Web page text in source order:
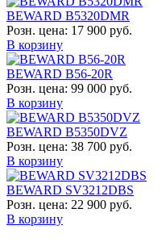
BEWARD B5320DMR
Розн. цена: 17 900 руб.
В корзину
BEWARD B56-20R
Розн. цена: 99 000 руб.
В корзину
BEWARD B5350DVZ
Розн. цена: 38 700 руб.
В корзину
BEWARD SV3212DBS
Розн. цена: 22 900 руб.
В корзину